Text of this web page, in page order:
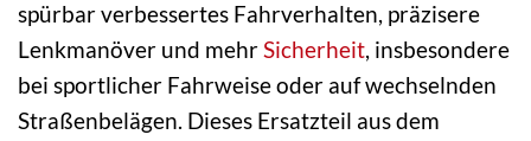
spürbar verbessertes Fahrverhalten, präzisere
Lenkmanöver und mehrSicherheit, insbesondere
bei sportlicher Fahrweise oder auf wechselnden
Straßenbelägen. Dieses Ersatzteil aus dem